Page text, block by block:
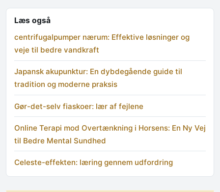
Læs også
centrifugalpumper nærum: Effektive løsninger og
veje til bedre vandkraft
Japansk akupunktur: En dybdegående guide til
tradition og moderne praksis
Gør-det-selv fiaskoer: lær af fejlene
Online Terapi mod Overtænkning i Horsens: En Ny Vej
til Bedre Mental Sundhed
Celeste-effekten: læring gennem udfordring